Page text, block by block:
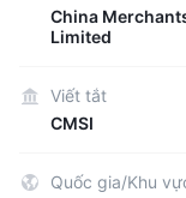
China
Limited
Viết tắt
CMSI
Quốc gia/Khu